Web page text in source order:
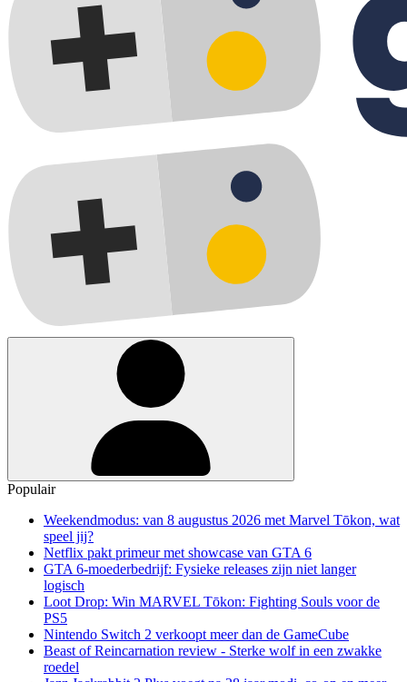
Populair
Weekendmodus: van 8 augustus 2026 met Marvel Tōkon, wat
speel jij?
Netflix pakt primeur met showcase van GTA 6
GTA 6-moederbedrijf: Fysieke releases zijn niet langer
logisch
Loot Drop: Win MARVEL Tōkon: Fighting Souls voor de
PS5
Nintendo Switch 2 verkoopt meer dan de GameCube
Beast of Reincarnation review - Sterke wolf in een zwakke
roedel